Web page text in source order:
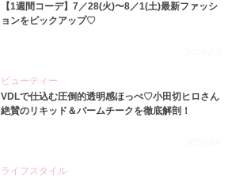
【1週間コーデ】7／28(火)〜8／1(土)最新ファッシ
ョンをピックアップ♡
ビューティー
VDLで仕込む圧倒的透明感ほっぺ♡小田切ヒロさん
絶賛のリキッド＆バームチークを徹底解剖！
ライフスタイル